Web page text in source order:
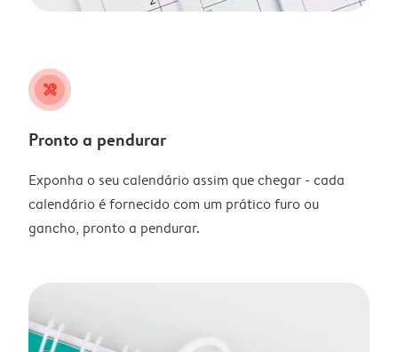
tools
Pronto a pendurar
Exponha o seu calendário assim que chegar - cada
calendário é fornecido com um prático furo ou
gancho, pronto a pendurar.